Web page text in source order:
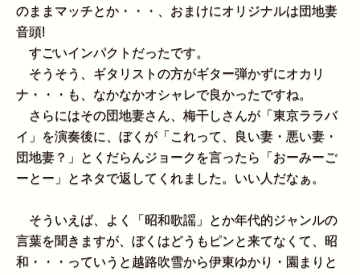
のままマッチとか・・・、おまけにオリジナルは団地妻
音頭!
すごいインパクトだったです。
そうそう、ギタリストの方がギター弾かずにオカリ
ナ・・・も、なかなかオシャレで良かったですね。
さらにはその団地妻さん、梅干しさんが「東京ララバ
イ」を演奏後に、ぼくが「これって、良い妻・悪い妻・
団地妻？」とくだらんジョークを言ったら「おーみーご
ーとー」とネタで返してくれました。いい人だなぁ。
そういえば、よく「昭和歌謡」とか年代的ジャンルの
言葉を聞きますが、ぼくはどうもピンと来てなくて、昭
和・・・っていうと越路吹雪から伊東ゆかり・園まりと